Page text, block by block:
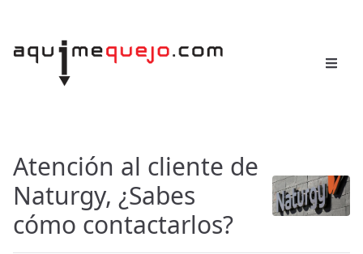
Atención al cliente de
Naturgy, ¿Sabes
cómo contactarlos?